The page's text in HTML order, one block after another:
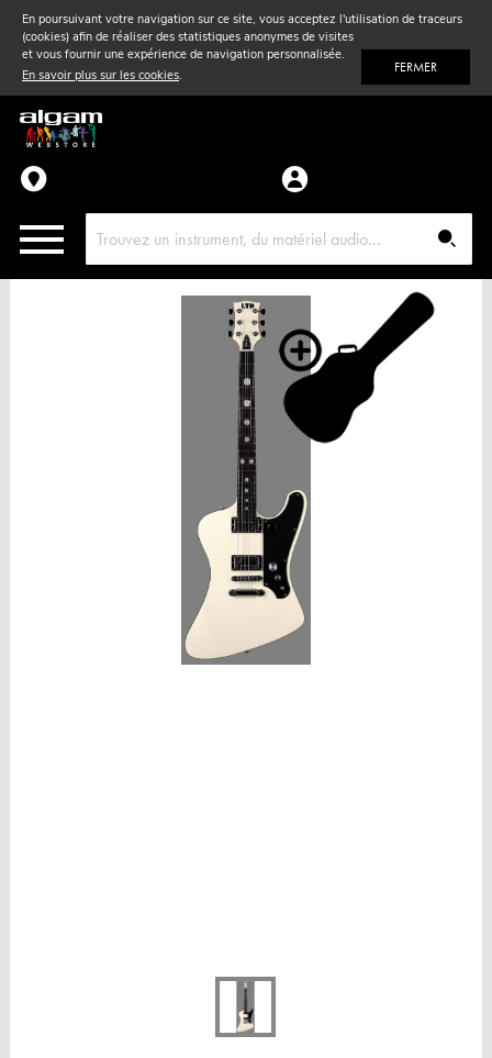
En poursuivant votre navigation sur ce site, vous acceptez l'utilisation de traceurs
(cookies) afin de réaliser des statistiques anonymes de visites
et vous fournir une expérience de navigation personnalisée.
En savoir plus sur les cookies. FERMER
Vent& Violon
Accessoires
Pièces détachées